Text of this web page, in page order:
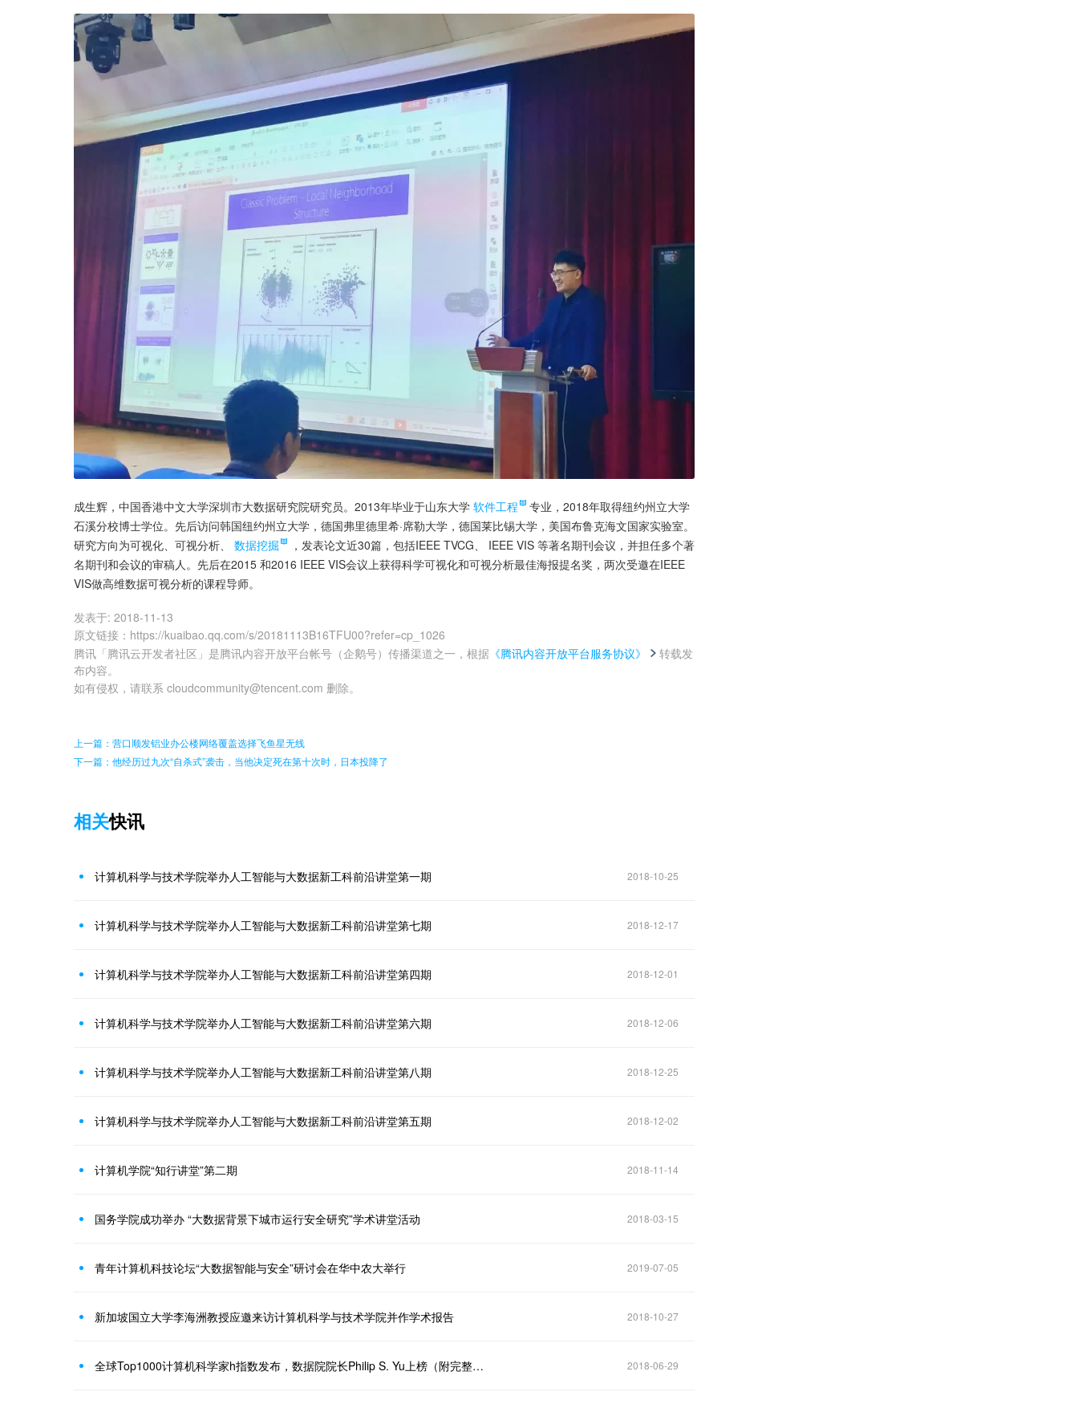
成生辉，中国香港中文大学深圳市大数据研究院研究员。2013年毕业于山东大学 软件工程
专业，2018年取得纽约州立大学
石溪分校博士学位。先后访问韩国纽约州立大学，德国弗里德里希·席勒大学，德国莱比锡大学，美国布鲁克海文国家实验室。
研究方向为可视化、可视分析、
数据挖掘
，发表论文近30篇，包括IEEE TVCG、 IEEE VIS 等著名期刊会议，并担任多个著
名期刊和会议的审稿人。先后在2015 和2016 IEEE VIS会议上获得科学可视化和可视分析最佳海报提名奖，两次受邀在IEEE
VIS做高维数据可视分析的课程导师。
发表于: 2018-11-13
原文链接 ： https://kuaibao.qq.com/s/20181113B16TFU00?refer=cp_1026
腾讯「腾讯云开发者社区」是腾讯内容开放平台帐号（企鹅号）传播渠道之一，根据 《腾讯内容开放平台服务协议》
转载发
布内容。
如有侵权，请联系 cloudcommunity@tencent.com 删除。
上一篇：营口顺发铝业办公楼网络覆盖选择飞鱼星无线
下一篇：他经历过九次“自杀式”袭击，当他决定死在第十次时，日本投降了
相关快讯
计算机科学与技术学院举办人工智能与大数据新工科前沿讲堂第一期 2018-10-25
计算机科学与技术学院举办人工智能与大数据新工科前沿讲堂第七期 2018-12-17
计算机科学与技术学院举办人工智能与大数据新工科前沿讲堂第四期 2018-12-01
计算机科学与技术学院举办人工智能与大数据新工科前沿讲堂第六期 2018-12-06
计算机科学与技术学院举办人工智能与大数据新工科前沿讲堂第八期 2018-12-25
计算机科学与技术学院举办人工智能与大数据新工科前沿讲堂第五期 2018-12-02
计算机学院“知行讲堂”第二期 2018-11-14
国务学院成功举办 “大数据背景下城市运行安全研究”学术讲堂活动 2018-03-15
青年计算机科技论坛“大数据智能与安全”研讨会在华中农大举行 2019-07-05
新加坡国立大学李海洲教授应邀来访计算机科学与技术学院并作学术报告 2018-10-27
全球Top1000计算机科学家h指数发布，数据院院长Philip S. Yu上榜（附完整名单） 2018-06-29